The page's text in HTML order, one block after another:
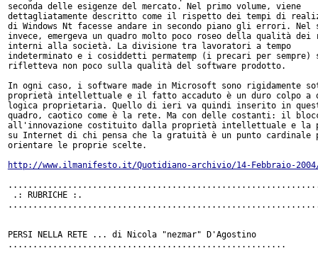
seconda delle esigenze del mercato. Nel primo volume, viene
dettagliatamente descritto come il rispetto dei tempi di
di Windows Nt facesse andare in secondo piano gli errori. Nel
invece, emergeva un quadro molto poco roseo della qualità dei
interni alla società. La divisione tra lavoratori a tempo
indeterminato e i cosiddetti permatemp (i precari per sempre)
rifletteva non poco sulla qualità del software prodotto.
In ogni caso, i software made in Microsoft sono rigidamente
proprietà intellettuale e il fatto accaduto è un duro colpo a
logica proprietaria. Quello di ieri va quindi inserito in
quadro, caotico come è la rete. Ma con delle costanti: il
all'innovazione costituito dalla proprietà intellettuale e la
su Internet di chi pensa che la gratuità è un punto cardinale
orientare le proprie scelte.
http://www.ilmanifesto.it/Quotidiano-archivio/14-Febbraio-
.: RUBRICHE :.
PERSI NELLA RETE ... di Nicola "nezmar" D'Agostino
........................................................